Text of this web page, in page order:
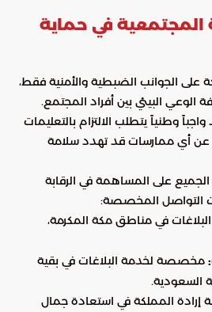
المجتمعية في حماية
على الجوانب الضبطية والأمنية فقط،
الوعي البيئي بين أفراد المجتمع.
وطنياً يتطلب الالتزام بالتعليمات
عن أي ممارسات قد تهدد سلامة
على المساهمة في الرقابة
التواصل المخصصة:
البلاغات في مناطق مكة المكرمة،
مخصصة لخدمة البلاغات في بقية
السعودية.
إرادة المملكة في استعادة جمال